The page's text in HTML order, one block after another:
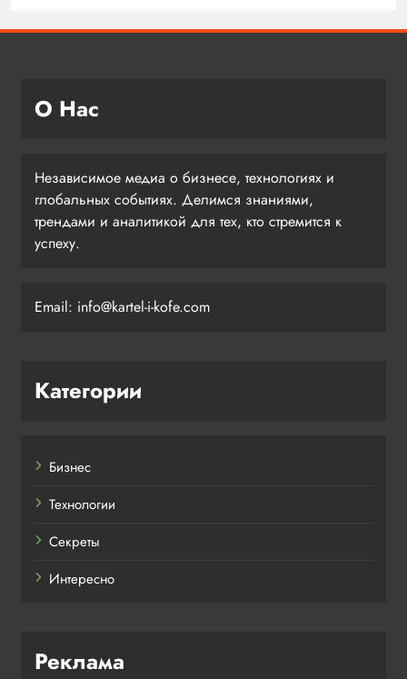
О Нас
Независимое медиа о бизнесе, технологиях и
глобальных событиях. Делимся знаниями,
трендами и аналитикой для тех, кто стремится к
успеху.
Email: info@kartel-i-kofe.com
Категории
Бизнес
Технологии
Секреты
Интересно
Реклама